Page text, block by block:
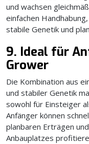
und wachsen
einfachen
stabile Genetik und
9. Ideal für
Grower
Die Kombination aus
und stabiler Genetik
sowohl für Einsteiger
Anfänger können
planbaren Erträgen
Anbauplatzes